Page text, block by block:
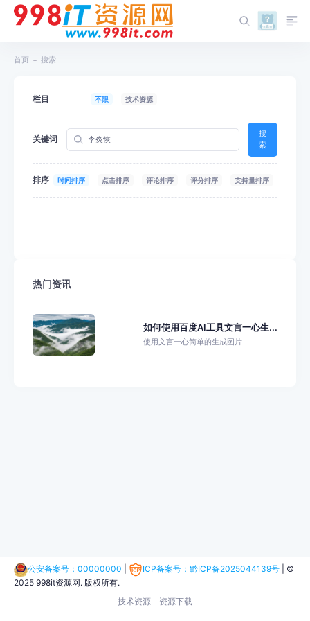
首页 搜索
栏目 不限 技术资源
关键词
搜
索
排序 时间排序 点击排序 评论排序 评分排序 支持量排序
热门资讯
如何使用百度AI工具文言一心生...
使用文言一心简单的生成图片
公安备案号：00000000 ICP备案号：黔ICP备2025044139号
©
2025 998it资源网. 版权所有.
技术资源
资源下载